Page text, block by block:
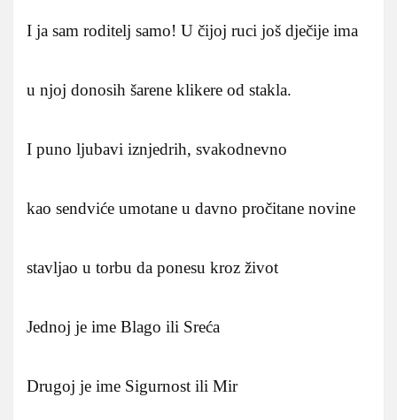
I ja sam roditelj samo! U čijoj ruci još dječije ima
u njoj donosih šarene klikere od stakla.
I puno ljubavi iznjedrih, svakodnevno
kao sendviće umotane u davno pročitane novine
stavljao u torbu da ponesu kroz život
Jednoj je ime Blago ili Sreća
Drugoj je ime Sigurnost ili Mir